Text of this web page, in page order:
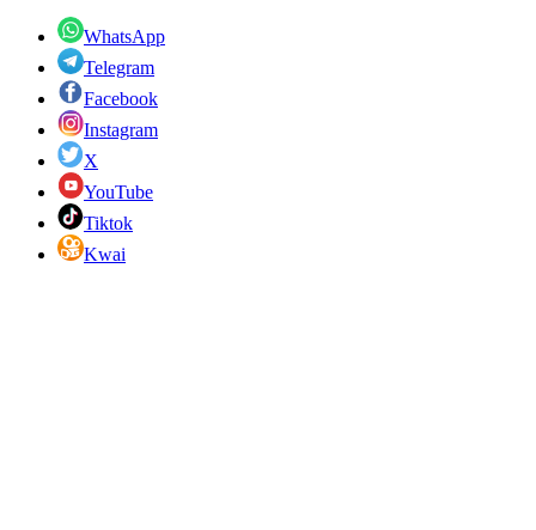
WhatsApp
Telegram
Facebook
Instagram
X
YouTube
Tiktok
Kwai